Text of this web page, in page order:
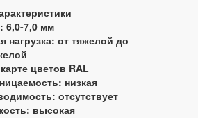
6,0-7,0 мм
нагрузка: от тяжелой до
цветов RAL
низкая
отсутствует
высокая